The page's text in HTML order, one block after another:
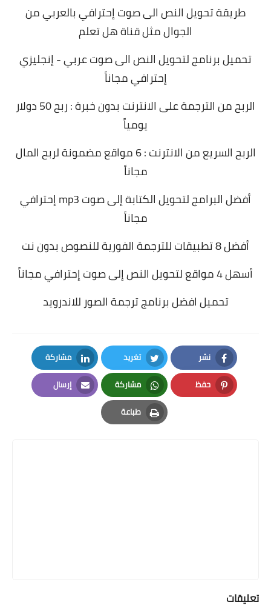
طريقة تحويل النص الى صوت إحترافي بالعربي من
الجوال مثل قناة هل تعلم
تحميل برنامج لتحويل النص الى صوت عربي - إنجليزي
إحترافي مجاناً
الربح من الترجمة على الانترنت بدون خبرة : ربح 50 دولار
يومياً
الربح السريع من الانترنت : 6 مواقع مضمونة لربح المال
مجاناً
أفضل البرامج لتحويل الكتابة إلى صوت mp3 إحترافي
مجاناً
أفضل 8 تطبيقات للترجمة الفورية للنصوص بدون نت
أسهل 4 مواقع لتحويل النص إلى صوت إحترافي مجاناً
تحميل افضل برنامج ترجمة الصور للاندرويد
نشر
Facebook
تغريد
Twitter
مشاركة
LinkedIn
حفظ
Pinterest
مشاركة
Whatsapp
إرسال
Email
طباعة
Print
تعليقات